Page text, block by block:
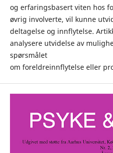
og erfaringsbasert viten hos
øvrig involverte, vil kunne
deltagelse og innflytelse.
analysere utvidelse av
spørsmålet
om foreldreinnflytelse eller